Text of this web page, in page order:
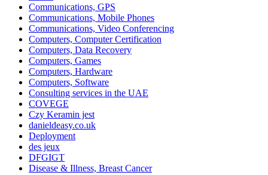
Communications, GPS
Communications, Mobile Phones
Communications, Video Conferencing
Computers, Computer Certification
Computers, Data Recovery
Computers, Games
Computers, Hardware
Computers, Software
Consulting services in the UAE
COVEGE
Czy Keramin jest
danieldeasy.co.uk
Deployment
des jeux
DFGIGT
Disease & Illness, Breast Cancer